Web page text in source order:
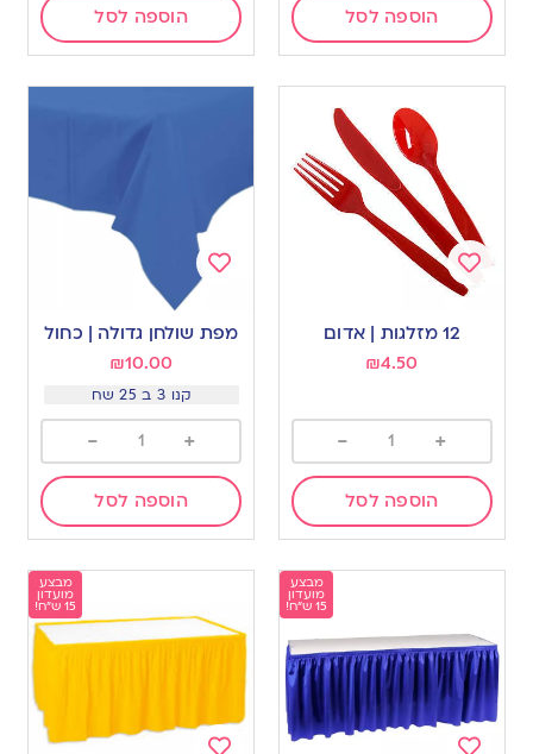
הוספה לסל הוספה לסל
Add
12 מזלגות | אדום
₪4.50
+
-
הוספה לסל
to
מפת שולחן גדולה | כחול
₪10.00
קנו 3 ב 25 שח
+
-
הוספה לסל
מבצע
מועדון
15 ש"ח!
מבצע
מועדון
15 ש"ח!